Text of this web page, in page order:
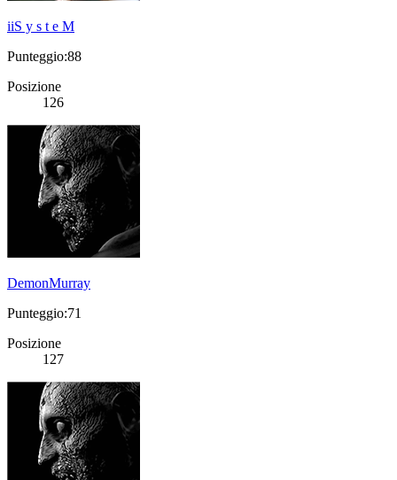
iiS y s t e M
Punteggio:88
Posizione
126
DemonMurray
Punteggio:71
Posizione
127